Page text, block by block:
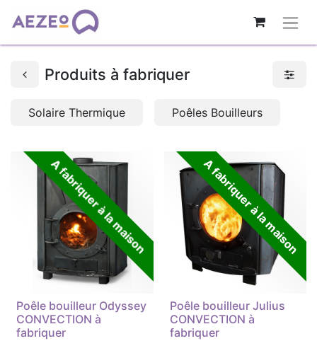
Produits à fabriquer
Solaire Thermique Poêles Bouilleurs
A fabriquer à la maison
Poêle bouilleur Odyssey
CONVECTION à
fabriquer
A fabriquer à la maison
Poêle bouilleur Julius
CONVECTION à
fabriquer